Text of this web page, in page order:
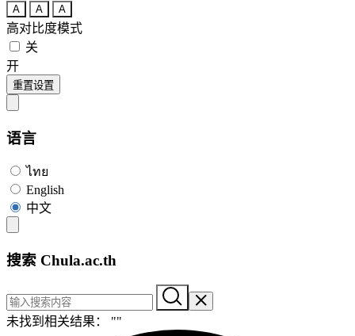
A A A
高对比度模式
关
开
重置设置
语言
ไทย
English
中文
搜索 Chula.ac.th
未找到相关结果： ""